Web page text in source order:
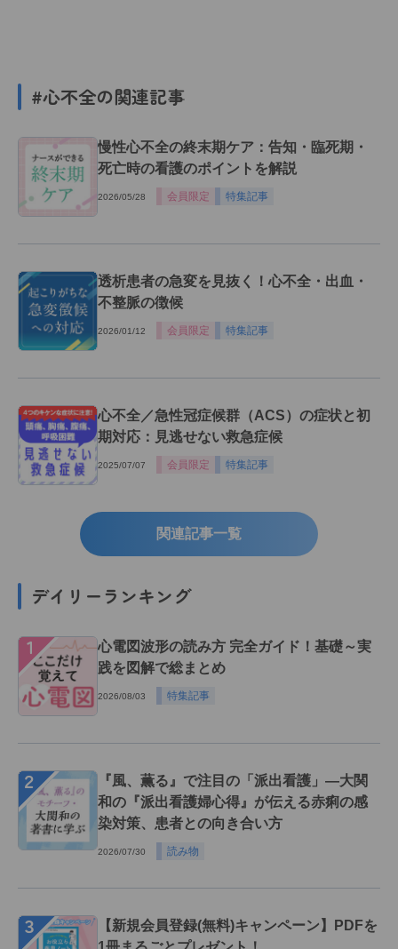
#心不全の関連記事
慢性心不全の終末期ケア：告知・臨死期・
死亡時の看護のポイントを解説
2026/05/28 会員限定 特集記事
透析患者の急変を見抜く！心不全・出血・
不整脈の徴候
2026/01/12 会員限定 特集記事
心不全／急性冠症候群（ACS）の症状と初
期対応：見逃せない救急症候
2025/07/07 会員限定 特集記事
関連記事一覧
デイリーランキング
１
心電図波形の読み方 完全ガイド！基礎～実
践を図解で総まとめ
2026/08/03 特集記事
２
『風、薫る』で注目の「派出看護」―大関
和の『派出看護婦心得』が伝える赤痢の感
染対策、患者との向き合い方
2026/07/30 読み物
３
【新規会員登録(無料)キャンペーン】PDFを